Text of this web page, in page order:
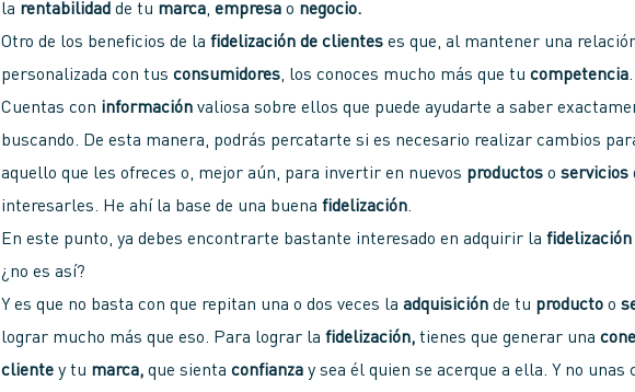
la rentabilidad de tu marca,empresa o negocio.
Otro de los beneficios de la fidelización de clientes es que, al mantener una
personalizada con tusconsumidores, los conoces mucho más que tucompetencia.
Cuentas con información valiosa sobre ellos que puede ayudarte a saber
buscando. De esta manera, podrás percatarte si es necesario realizar cambios
aquello que les ofreces o, mejor aún, para invertir en nuevos productos oservicios
interesarles. He ahí la base de una buenafidelización.
En este punto, ya debes encontrarte bastante interesado en adquirir lafidelización
¿no es así?
Y es que no basta con que repitan una o dos veces laadquisición de tu producto o
lograr mucho más que eso. Para lograr lafidelización, tienes que generar una
cliente y tu marca, que sientaconfianza y sea él quien se acerque a ella. Y no unas